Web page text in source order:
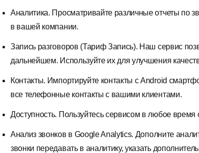
Аналитика. Просматривайте различные отчеты по
в вашей компании.
Запись разговоров (Тариф Запись). Наш сервис
дальнейшем. Используйте их для улучшения
Контакты. Импортируйте контакты с Android
все телефонные контакты с вашими клиентами.
Доступность. Пользуйтесь сервисом в любое время
Анализ звонков в Google Analytics. Дополните
звонки передавать в аналитику, указать